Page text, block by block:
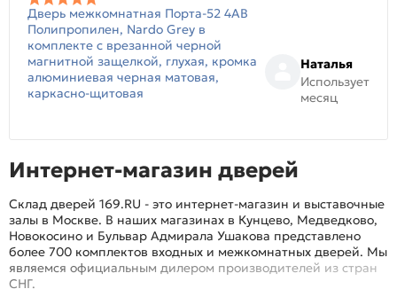
Дверь межкомнатная Порта-52 4AB
Полипропилен, Nardo Grey в
комплекте с врезанной черной
магнитной защелкой, глухая, кромка
алюминиевая черная матовая,
каркасно-щитовая
Наталья
Использует
месяц
Интернет-магазин дверей
Склад дверей 169.RU - это интернет-магазин и выставочные
залы в Москве. В наших магазинах в Кунцево, Медведково,
Новокосино и Бульвар Адмирала Ушакова представлено
более 700 комплектов входных и межкомнатных дверей. Мы
являемся официальным дилером производителей из стран
СНГ.